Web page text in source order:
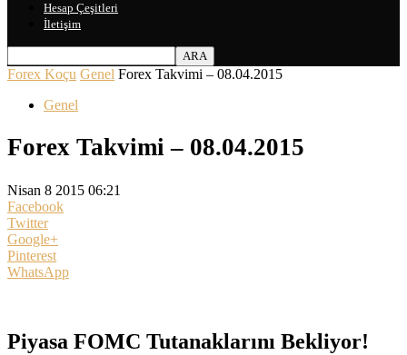
Hesap Çeşitleri
İletişim
Forex Koçu Genel Forex Takvimi – 08.04.2015
Genel
Forex Takvimi – 08.04.2015
Nisan 8 2015 06:21
Facebook
Twitter
Google+
Pinterest
WhatsApp
Piyasa FOMC Tutanaklarını Bekliyor!